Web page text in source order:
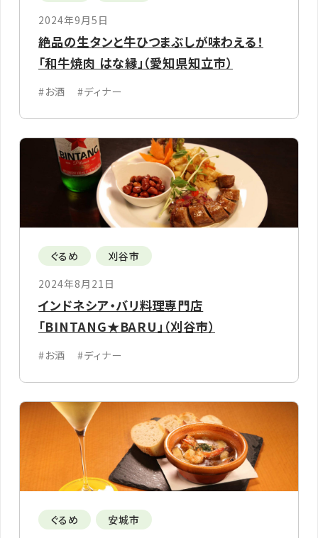
2024年9月5日
絶品の生タンと牛ひつまぶしが味わえる！
「和牛焼肉 はな縁」（愛知県知立市）
#お酒 #ディナー
ぐるめ
刈谷市
2024年8月21日
インドネシア・バリ料理専門店
「BINTANG★BARU」（刈谷市）
#お酒 #ディナー
ぐるめ 安城市